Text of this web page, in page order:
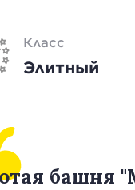
Класс
Элитный
башня